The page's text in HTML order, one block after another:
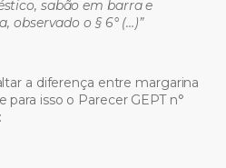
sabão em barra e
observado o § 6° (…)”
a diferença entre margarina
isso o Parecer GEPT n°